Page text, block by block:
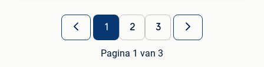
1 2 3
Pagina 1 van 3